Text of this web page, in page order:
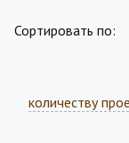
Сортировать по:
количеству